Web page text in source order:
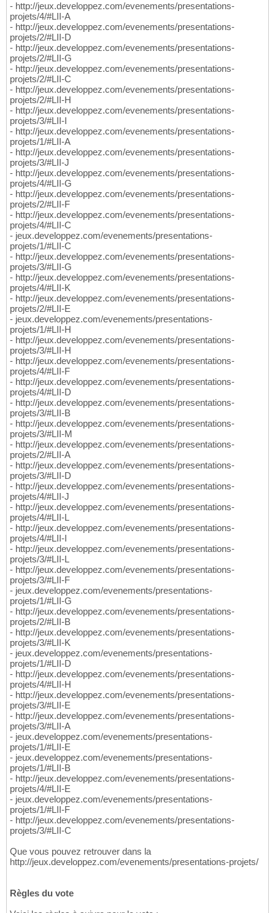
- http://jeux.developpez.com/evenements/presentations-
projets/4/#LII-A
- http://jeux.developpez.com/evenements/presentations-
projets/2/#LII-D
- http://jeux.developpez.com/evenements/presentations-
projets/2/#LII-G
- http://jeux.developpez.com/evenements/presentations-
projets/2/#LII-C
- http://jeux.developpez.com/evenements/presentations-
projets/2/#LII-H
- http://jeux.developpez.com/evenements/presentations-
projets/3/#LII-I
- http://jeux.developpez.com/evenements/presentations-
projets/1/#LII-A
- http://jeux.developpez.com/evenements/presentations-
projets/3/#LII-J
- http://jeux.developpez.com/evenements/presentations-
projets/4/#LII-G
- http://jeux.developpez.com/evenements/presentations-
projets/2/#LII-F
- http://jeux.developpez.com/evenements/presentations-
projets/4/#LII-C
- jeux.developpez.com/evenements/presentations-
projets/1/#LII-C
- http://jeux.developpez.com/evenements/presentations-
projets/3/#LII-G
- http://jeux.developpez.com/evenements/presentations-
projets/4/#LII-K
- http://jeux.developpez.com/evenements/presentations-
projets/2/#LII-E
- jeux.developpez.com/evenements/presentations-
projets/1/#LII-H
- http://jeux.developpez.com/evenements/presentations-
projets/3/#LII-H
- http://jeux.developpez.com/evenements/presentations-
projets/4/#LII-F
- http://jeux.developpez.com/evenements/presentations-
projets/4/#LII-D
- http://jeux.developpez.com/evenements/presentations-
projets/3/#LII-B
- http://jeux.developpez.com/evenements/presentations-
projets/3/#LII-M
- http://jeux.developpez.com/evenements/presentations-
projets/2/#LII-A
- http://jeux.developpez.com/evenements/presentations-
projets/3/#LII-D
- http://jeux.developpez.com/evenements/presentations-
projets/4/#LII-J
- http://jeux.developpez.com/evenements/presentations-
projets/4/#LII-L
- http://jeux.developpez.com/evenements/presentations-
projets/4/#LII-I
- http://jeux.developpez.com/evenements/presentations-
projets/3/#LII-L
- http://jeux.developpez.com/evenements/presentations-
projets/3/#LII-F
- jeux.developpez.com/evenements/presentations-
projets/1/#LII-G
- http://jeux.developpez.com/evenements/presentations-
projets/2/#LII-B
- http://jeux.developpez.com/evenements/presentations-
projets/3/#LII-K
- jeux.developpez.com/evenements/presentations-
projets/1/#LII-D
- http://jeux.developpez.com/evenements/presentations-
projets/4/#LII-H
- http://jeux.developpez.com/evenements/presentations-
projets/3/#LII-E
- http://jeux.developpez.com/evenements/presentations-
projets/3/#LII-A
- jeux.developpez.com/evenements/presentations-
projets/1/#LII-E
- jeux.developpez.com/evenements/presentations-
projets/1/#LII-B
- http://jeux.developpez.com/evenements/presentations-
projets/4/#LII-E
- jeux.developpez.com/evenements/presentations-
projets/1/#LII-F
- http://jeux.developpez.com/evenements/presentations-
projets/3/#LII-C
Que vous pouvez retrouver dans la
http://jeux.developpez.com/evenements/presentations-projets/
Règles du vote